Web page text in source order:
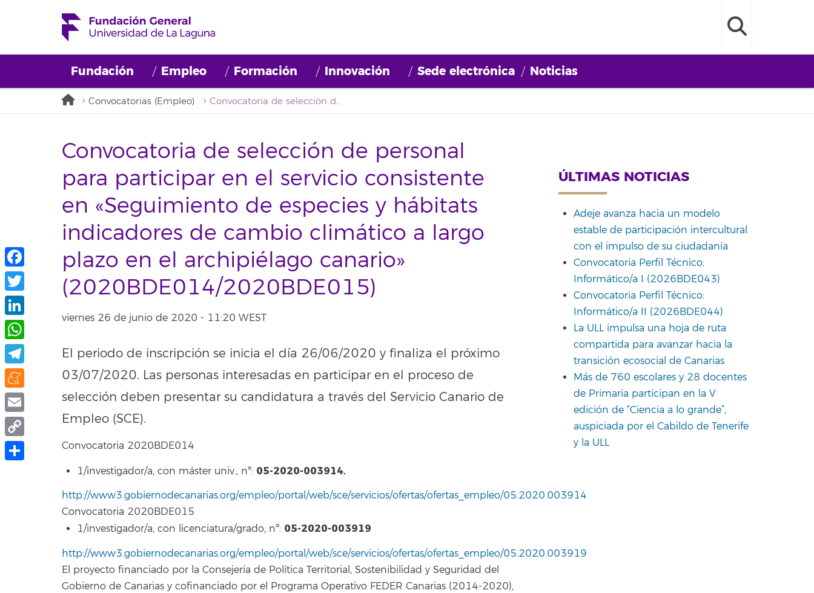
Fundación Empleo Formación Innovación Sede electrónica Noticias
Convocatorias (Empleo) Convocatoria de selección de personal para participar en el servicio consistente en «Seguimiento de especies y hábitats indicadores de cambio climático a largo plazo en el archipiélago canario» (2020BDE014/2020BDE015)
Convocatoria de selección de personal
para participar en el servicio consistente
en «Seguimiento de especies y hábitats
indicadores de cambio climático a largo
plazo en el archipiélago canario»
(2020BDE014/2020BDE015)
viernes 26 de junio de 2020 - 11:20 WEST
El periodo de inscripción se inicia el día 26/06/2020 y finaliza el próximo
03/07/2020. Las personas interesadas en participar en el proceso de
selección deben presentar su candidatura a través del Servicio Canario de
Empleo (SCE).
Convocatoria 2020BDE014
1/investigador/a, con máster univ., nº: 05-2020-003914.
http://www3.gobiernodecanarias.org/empleo/portal/web/sce/servicios/ofertas/ofertas_empleo/05.2020.003914
Convocatoria 2020BDE015
1/investigador/a, con licenciatura/grado, nº: 05-2020-003919
http://www3.gobiernodecanarias.org/empleo/portal/web/sce/servicios/ofertas/ofertas_empleo/05.2020.003919
El proyecto financiado por la Consejería de Política Territorial, Sostenibilidad y Seguridad del
Gobierno de Canarias y cofinanciado por el Programa Operativo FEDER Canarias (2014-2020),
ÚLTIMAS NOTICIAS
Adeje avanza hacia un modelo
estable de participación intercultural
con el impulso de su ciudadanía
Convocatoria Perfil Técnico:
Informático/a I (2026BDE043)
Convocatoria Perfil Técnico:
Informático/a II (2026BDE044)
La ULL impulsa una hoja de ruta
compartida para avanzar hacia la
transición ecosocial de Canarias
Más de 760 escolares y 28 docentes
de Primaria participan en la V
edición de “Ciencia a lo grande”,
auspiciada por el Cabildo de Tenerife
y la ULL
Facebook
Twitter
LinkedIn
WhatsApp
Telegram
Meneame
Email
Copy